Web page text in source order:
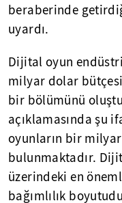
beraberinde
uyardı.
Dijital oyun
milyar dolar
bir bölümünü
açıklamasında şu
oyunların bir
bulunmaktadır.
üzerindeki en
bağımlılık